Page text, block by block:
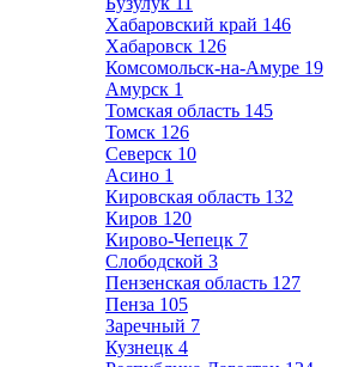
Хабаровский край 146
Хабаровск 126
Комсомольск-на-Амуре 19
Амурск 1
Томская область 145
Томск 126
Северск 10
Асино 1
Кировская область 132
Киров 120
Кирово-Чепецк 7
Слободской 3
Пензенская область 127
Пенза 105
Заречный 7
Кузнецк 4